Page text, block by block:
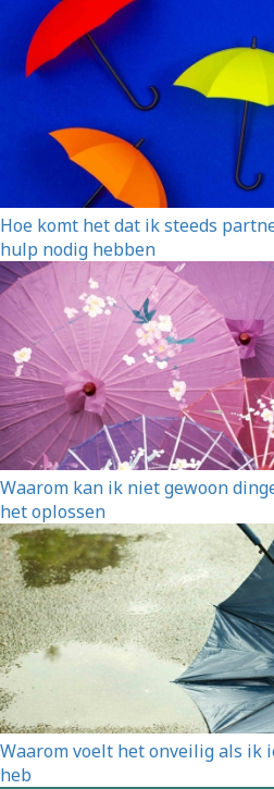
Hoe komt het dat ik steeds
hulp nodig hebben
Waarom kan ik niet gewoon
het oplossen
Waarom voelt het onveilig als ik
heb